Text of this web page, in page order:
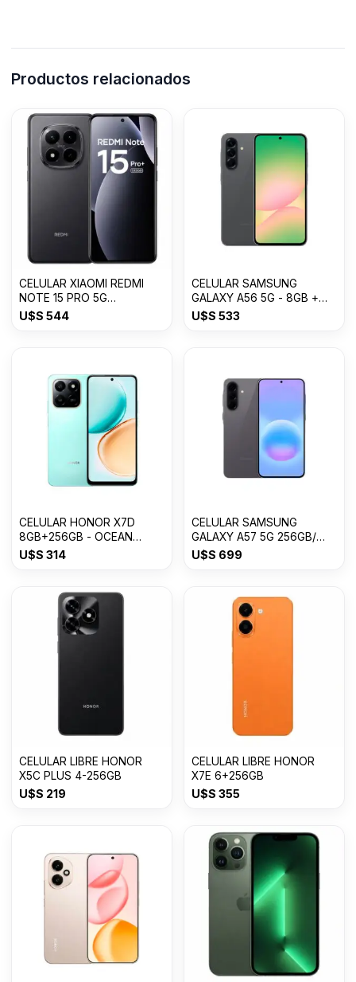
Productos relacionados
CELULAR XIAOMI REDMI
NOTE 15 PRO 5G
8GB+512GB
U$S 544
CELULAR SAMSUNG
GALAXY A56 5G - 8GB +
256GB Awesome Graphite
U$S 533
CELULAR HONOR X7D
8GB+256GB - OCEAN
CYAN
U$S 314
CELULAR SAMSUNG
GALAXY A57 5G 256GB/
8GB RAM
U$S 699
CELULAR LIBRE HONOR
X5C PLUS 4-256GB
U$S 219
CELULAR LIBRE HONOR
X7E 6+256GB
U$S 355